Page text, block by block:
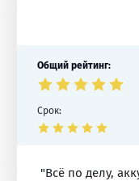
Общий рейтинг:
Срок:
"Всё по делу,